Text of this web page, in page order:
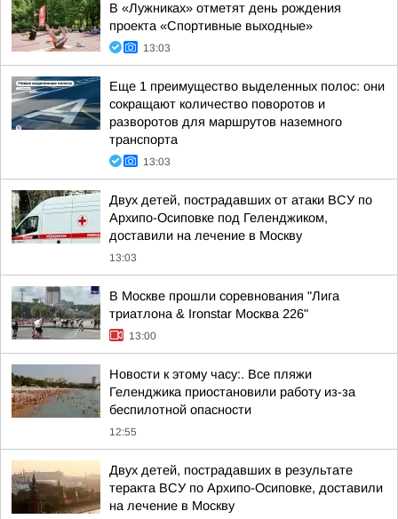
В «Лужниках» отметят день рождения
проекта «Спортивные выходные»
13:03
Еще 1 преимущество выделенных полос: они
сокращают количество поворотов и
разворотов для маршрутов наземного
транспорта
13:03
Двух детей, пострадавших от атаки ВСУ по
Архипо-Осиповке под Геленджиком,
доставили на лечение в Москву
13:03
В Москве прошли соревнования "Лига
триатлона & Ironstar Москва 226"
13:00
Новости к этому часу:. Все пляжи
Геленджика приостановили работу из-за
беспилотной опасности
12:55
Двух детей, пострадавших в результате
теракта ВСУ по Архипо-Осиповке, доставили
на лечение в Москву